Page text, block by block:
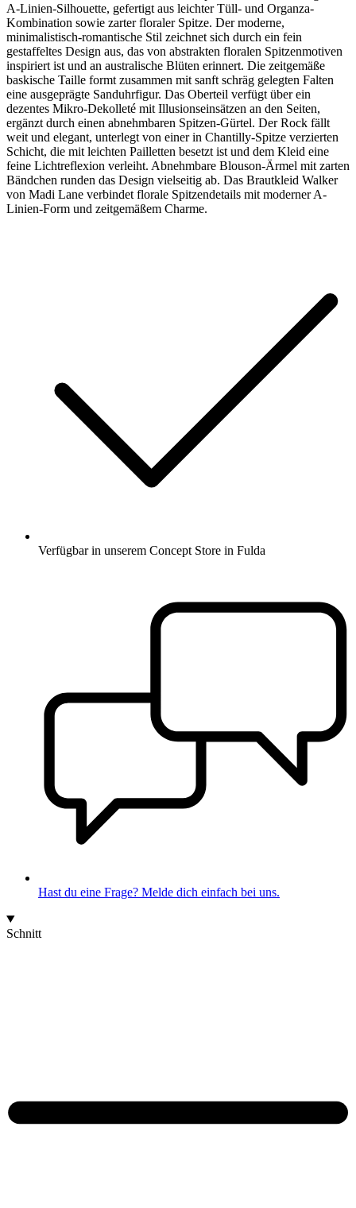
A-Linien-Silhouette, gefertigt aus leichter Tüll- und Organza-
Kombination sowie zarter floraler Spitze. Der moderne,
minimalistisch-romantische Stil zeichnet sich durch ein fein
gestaffeltes Design aus, das von abstrakten floralen Spitzenmotiven
inspiriert ist und an australische Blüten erinnert. Die zeitgemäße
baskische Taille formt zusammen mit sanft schräg gelegten Falten
eine ausgeprägte Sanduhrfigur. Das Oberteil verfügt über ein
dezentes Mikro-Dekolleté mit Illusionseinsätzen an den Seiten,
ergänzt durch einen abnehmbaren Spitzen-Gürtel. Der Rock fällt
weit und elegant, unterlegt von einer in Chantilly-Spitze verzierten
Schicht, die mit leichten Pailletten besetzt ist und dem Kleid eine
feine Lichtreflexion verleiht. Abnehmbare Blouson-Ärmel mit zarten
Bändchen runden das Design vielseitig ab. Das Brautkleid Walker
von Madi Lane verbindet florale Spitzendetails mit moderner A-
Linien-Form und zeitgemäßem Charme.
Verfügbar in unserem Concept Store in Fulda
Hast du eine Frage? Melde dich einfach bei uns.
Schnitt